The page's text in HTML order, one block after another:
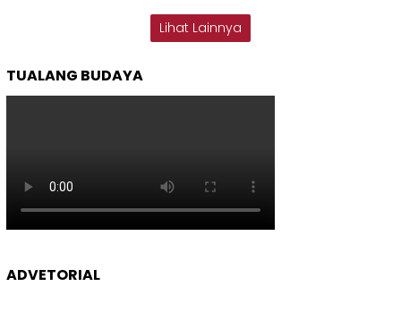
Lihat Lainnya
TUALANG BUDAYA
ADVETORIAL